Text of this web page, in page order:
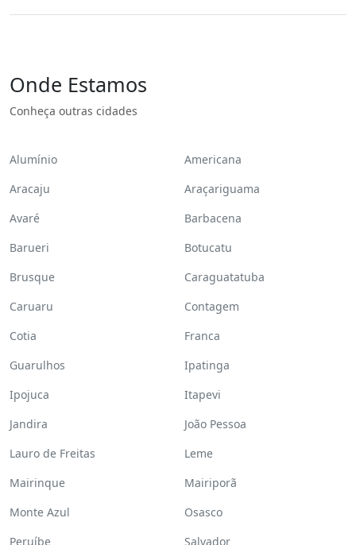
Onde Estamos
Conheça outras cidades
Alumínio
Americana
Aracaju
Araçariguama
Avaré
Barbacena
Barueri
Botucatu
Brusque
Caraguatatuba
Caruaru
Contagem
Cotia
Franca
Guarulhos
Ipatinga
Ipojuca
Itapevi
Jandira
João Pessoa
Lauro de Freitas
Leme
Mairinque
Mairiporã
Monte Azul
Osasco
Peruíbe
Salvador